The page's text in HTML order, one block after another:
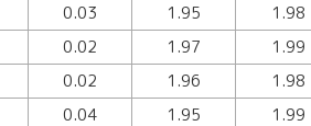
0.03 1.95 1.98
0.02 1.97 1.99
0.02 1.96 1.98
0.04 1.95 1.99